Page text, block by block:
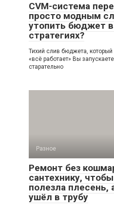
CVM-система
просто модным
утопить бюджет
стратегиях?
Тихий слив бюджета,
«всё работает» Вы
старательно
Разное
Ремонт без
сантехнику,
полезла
ушёл в трубу